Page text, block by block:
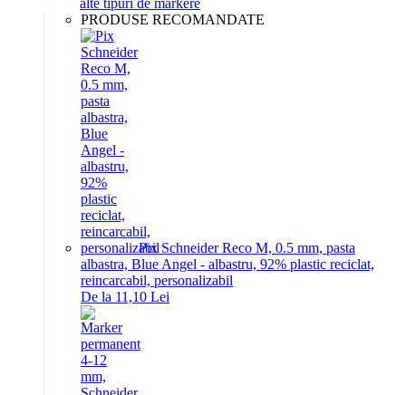
alte tipuri de markere
PRODUSE RECOMANDATE
Pix Schneider Reco M, 0.5 mm, pasta
albastra, Blue Angel - albastru, 92% plastic reciclat,
reincarcabil, personalizabil
De la 11,10 Lei